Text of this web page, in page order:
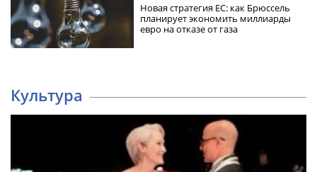
Новая стратегия ЕС: как Брюссель
планирует экономить миллиарды
евро на отказе от газа
Культура